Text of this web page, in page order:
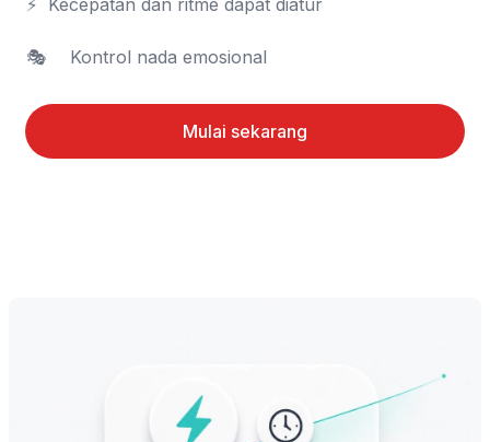
⚡	Kecepatan dan ritme dapat diatur
🎭	Kontrol nada emosional
Mulai sekarang